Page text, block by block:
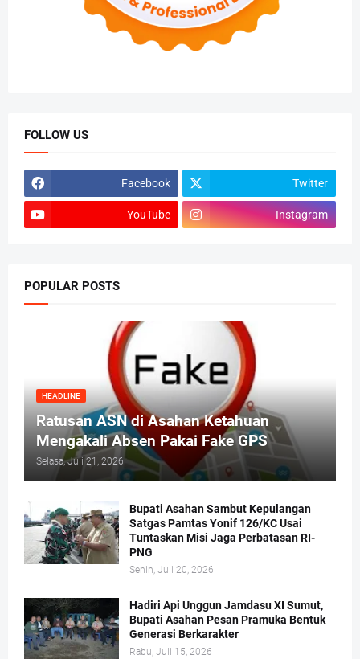
FOLLOW US
Facebook Twitter
YouTube Instagram
POPULAR POSTS
HEADLINE
Ratusan ASN di Asahan Ketahuan
Mengakali Absen Pakai Fake GPS
Selasa, Juli 21, 2026
Bupati Asahan Sambut Kepulangan
Satgas Pamtas Yonif 126/KC Usai
Tuntaskan Misi Jaga Perbatasan RI-
PNG
Senin, Juli 20, 2026
Hadiri Api Unggun Jamdasu XI Sumut,
Bupati Asahan Pesan Pramuka Bentuk
Generasi Berkarakter
Rabu, Juli 15, 2026